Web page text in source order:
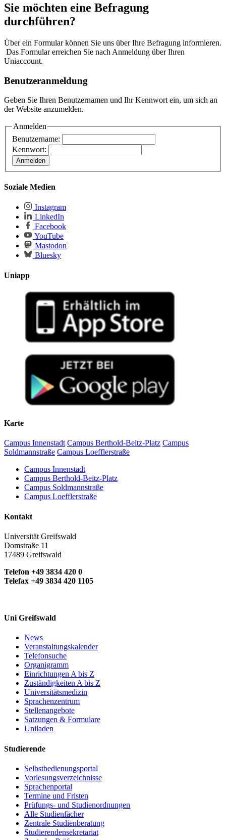
Sie möchten eine Befragung
durchführen?
Über ein Formular können Sie uns über Ihre Befragung informieren.
Das Formular erreichen Sie nach Anmeldung über Ihren
Uniaccount.
Benutzeranmeldung
Geben Sie Ihren Benutzernamen und Ihr Kennwort ein, um sich an
der Website anzumelden.
Anmelden
Benutzername:
Kennwort:
Soziale Medien
Instagram
LinkedIn
Facebook
YouTube
Mastodon
Bluesky
Uniapp
Karte
Campus Innenstadt Campus Berthold-Beitz-Platz Campus
Soldmannstraße Campus Loefflerstraße
Campus Innenstadt
Campus Berthold-Beitz-Platz
Campus Soldmannstraße
Campus Loefflerstraße
Kontakt
Universität Greifswald
Domstraße 11
17489 Greifswald
Telefon +49 3834 420 0
Telefax +49 3834 420 1105
Uni Greifswald
News
Veranstaltungskalender
Telefonsuche
Organigramm
Einrichtungen A bis Z
Zuständigkeiten A bis Z
Universitätsmedizin
Sprachenzentrum
Stellenangebote
Satzungen & Formulare
Uniladen
Studierende
Selbstbedienungsportal
Vorlesungsverzeichnisse
Sprachenportal
Termine und Fristen
Prüfungs- und Studienordnungen
Alle Studienfächer
Zentrale Studienberatung
Studierendensekretariat